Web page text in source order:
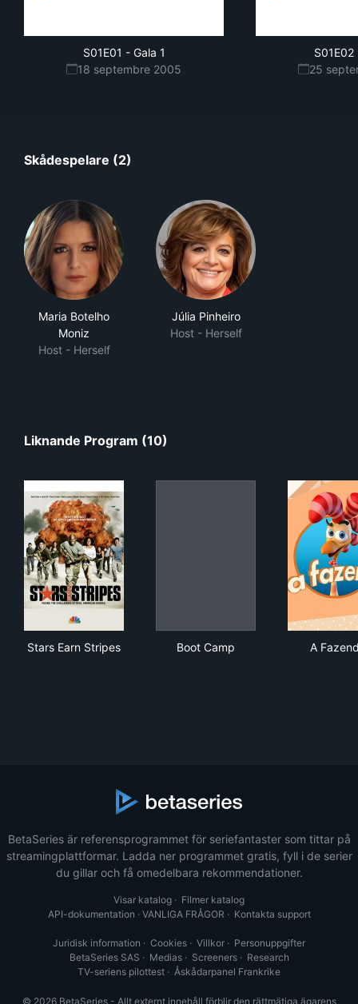
S01E01 - Gala 1
18 septembre 2005
S01E02
25
Skådespelare (2)
Maria Botelho
Moniz
Host - Herself
Júlia Pinheiro
Host - Herself
Liknande Program (10)
Stars Earn Stripes Boot Camp A
BetaSeries är referensprogrammet för seriefantaster som tittar på
streamingplattformar. Ladda ner programmet gratis, fyll i de serier
du gillar och få omedelbara rekommendationer.
Visar katalog · Filmer katalog
API-dokumentation · VANLIGA FRÅGOR · Kontakta support
Juridisk information · Cookies · Villkor · Personuppgifter
BetaSeries SAS · Medias· Screeners· Research
TV-seriens pilottest · Åskådarpanel Frankrike
© 2026 BetaSeries - Allt externt innehåll förblir den rättmätiga ägarens